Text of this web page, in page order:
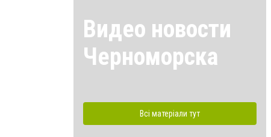
Видео новости
Черноморска
Всі матеріали тут